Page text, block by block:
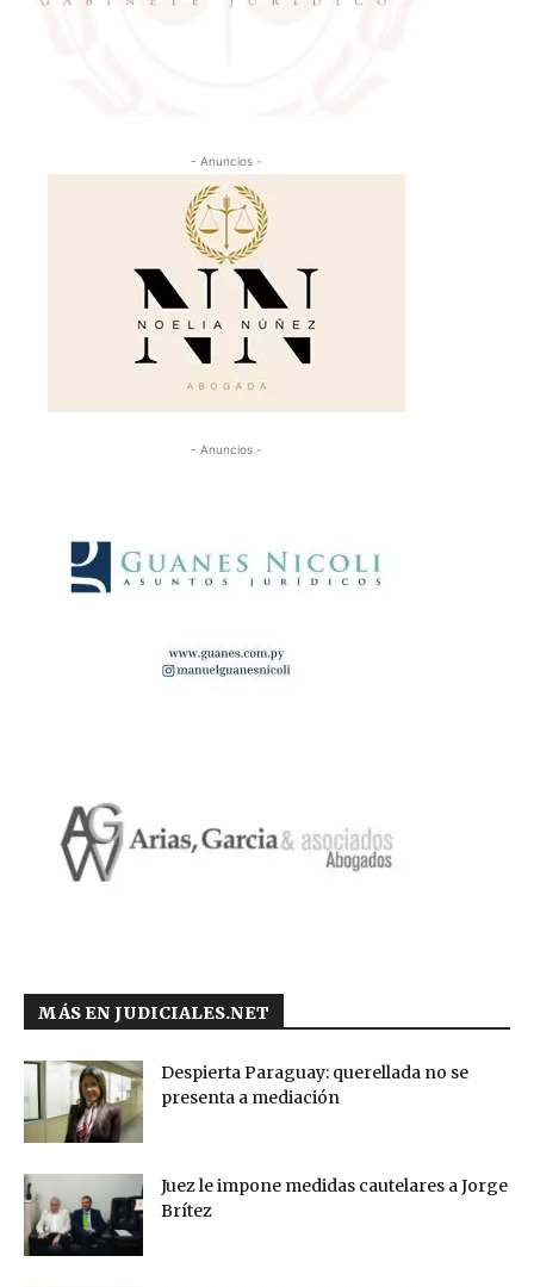
- Anuncios -
- Anuncios -
MÁS EN JUDICIALES.NET
Despierta Paraguay: querellada no se
presenta a mediación
Juez le impone medidas cautelares a Jorge
Brítez